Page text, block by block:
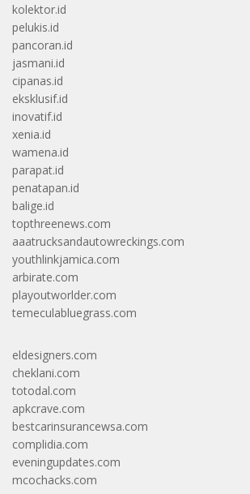
kolektor.id
pelukis.id
pancoran.id
jasmani.id
cipanas.id
eksklusif.id
inovatif.id
xenia.id
wamena.id
parapat.id
penatapan.id
balige.id
topthreenews.com
aaatrucksandautowreckings.com
youthlinkjamica.com
arbirate.com
playoutworlder.com
temeculabluegrass.com
eldesigners.com
cheklani.com
totodal.com
apkcrave.com
bestcarinsurancewsa.com
complidia.com
eveningupdates.com
mcochacks.com